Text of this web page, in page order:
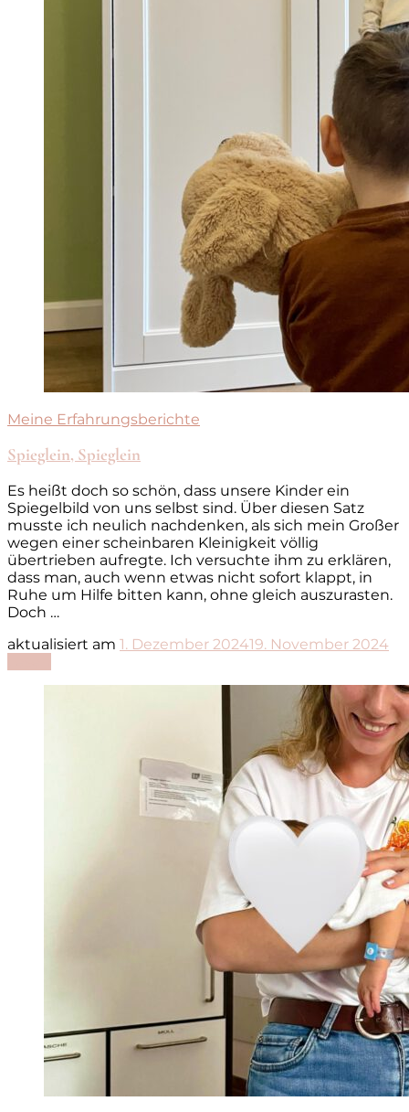
Meine Erfahrungsberichte
Spieglein, Spieglein
Es heißt doch so schön, dass unsere Kinder ein
Spiegelbild von uns selbst sind. Über diesen Satz
musste ich neulich nachdenken, als sich mein Großer
wegen einer scheinbaren Kleinigkeit völlig
übertrieben aufregte. Ich versuchte ihm zu erklären,
dass man, auch wenn etwas nicht sofort klappt, in
Ruhe um Hilfe bitten kann, ohne gleich auszurasten.
Doch …
aktualisiert am 1. Dezember 202419. November 2024